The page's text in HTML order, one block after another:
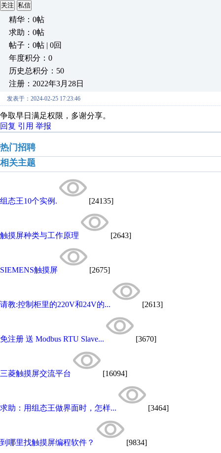
关注 私信
精华：0帖
求助：0帖
帖子：0帖 | 0回
年度积分：0
历史总积分：50
注册：2022年3月28日
发表于：2024-02-25 17:23:46
争取早日满足权限，多谢分享。
回复 引用 举报
热门招聘
相关主题
组态王10个实例. [24135]
触摸屏种类与工作原理 [2643]
SIEMENS触摸屏 [2675]
请教:控制柜里的220V和24V的... [2613]
免注册 送 Modbus RTU Slave... [3670]
三菱触摸屏交流平台 [16094]
求助：用组态王做界面时，怎样... [3464]
到哪里找触摸屏编程软件？ [9834]